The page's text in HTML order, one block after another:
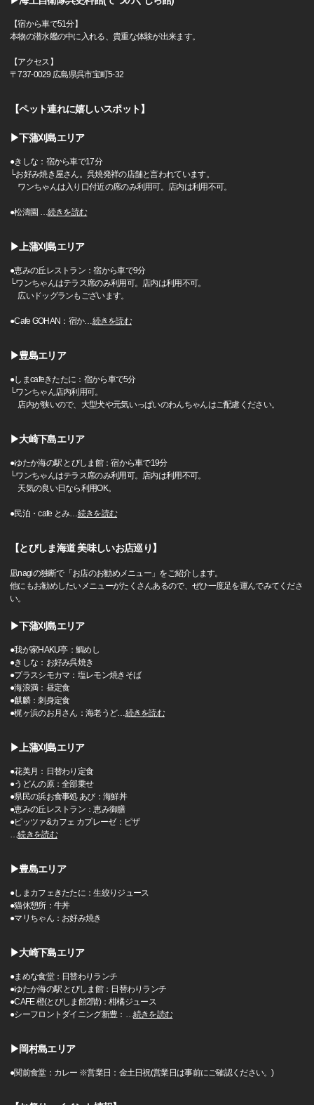
【宿から車で51分】
本物の潜水艦の中に入れる、貴重な体験が出来ます。
【アクセス】
〒737-0029 広島県呉市宝町5-32
【ペット連れに嬉しいスポット】
▶下蒲刈島エリア
●きしな：宿から車で17分
└お好み焼き屋さん。呉焼発祥の店舗と言われています。
ワンちゃんは入り口付近の席のみ利用可。店内は利用不可。
●松濤園 …続きを読む
▶上蒲刈島エリア
●恵みの丘レストラン：宿から車で9分
└ワンちゃんはテラス席のみ利用可。店内は利用不可。
広いドッグランもございます。
●Cafe GOHAN：宿か…続きを読む
▶豊島エリア
●しまcafeきたたに：宿から車で5分
└ワンちゃん店内利用可。
店内が狭いので、大型犬や元気いっぱいのわんちゃんはご配慮ください。
▶大崎下島エリア
●ゆたか海の駅 とびしま館：宿から車で19分
└ワンちゃんはテラス席のみ利用可。店内は利用不可。
天気の良い日なら利用OK。
●民泊・cafe とみ…続きを読む
【とびしま海道 美味しいお店巡り】
凪nagiの独断で「お店のお勧めメニュー」をご紹介します。
他にもお勧めしたいメニューがたくさんあるので、ぜひ一度足を運んでみてくださ
い。
▶下蒲刈島エリア
●我が家HAKU亭：鯛めし
●きしな：お好み呉焼き
●プラスシモカマ：塩レモン焼きそば
●海浪満：昼定食
●麒麟：刺身定食
●梶ヶ浜のお月さん：海老うど…続きを読む
▶上蒲刈島エリア
●花美月：日替わり定食
●うどんの原：全部乗せ
●県民の浜お食事処 あび：海鮮丼
●恵みの丘レストラン：恵み御膳
●ピッツァ&カフェ カプレーゼ：ピザ
…続きを読む
▶豊島エリア
●しまカフェきたたに：生絞りジュース
●猫休憩所：牛丼
●マリちゃん：お好み焼き
▶大崎下島エリア
●まめな食堂：日替わりランチ
●ゆたか海の駅 とびしま館：日替わりランチ
●CAFE 橙(とびしま館2階)：柑橘ジュース
●シーフロントダイニング新豊： …続きを読む
▶岡村島エリア
●関前食堂：カレー ※営業日：金土日祝(営業日は事前にご確認ください。)